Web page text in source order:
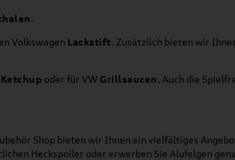
.
Volkswagen Lackstift. Zusätzlich bieten wir
oder für VW Grillsaucen. Auch die
Shop bieten wir Ihnen ein vielfältiges
Heckspoiler oder erwerben Sie Alufelgen